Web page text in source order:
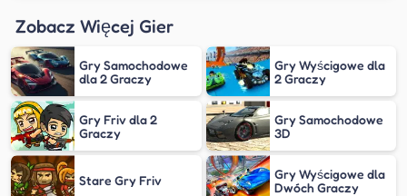
Zobacz Więcej Gier
Gry Samochodowe
dla 2 Graczy
Gry Wyścigowe dla
2 Graczy
Gry Friv dla 2
Graczy
Gry Samochodowe
3D
Stare Gry Friv
Gry Wyścigowe dla
Dwóch Graczy